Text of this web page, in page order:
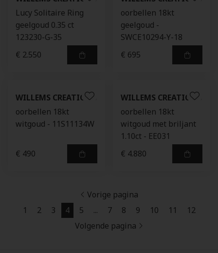
Lucy Solitaire Ring
geelgoud 0.35 ct
123230-G-35
€ 2.550
oorbellen 18kt
geelgoud -
SWCE10294-Y-18
€ 695
WILLEMS CREATIONS
oorbellen 18kt
witgoud - 11S11134W
€ 490
WILLEMS CREATIONS
oorbellen 18kt
witgoud met briljant
1.10ct - EE031
€ 4.880
Vorige pagina
1
2 3 4 5 ... 7 8 9 10 11
12
Volgende pagina